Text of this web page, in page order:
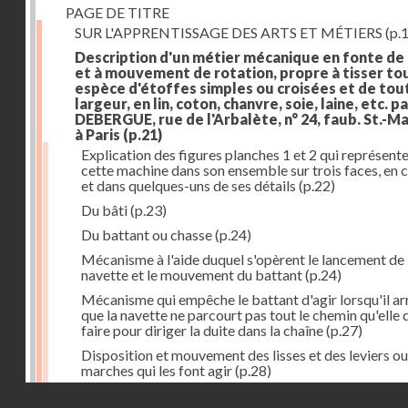
PAGE DE TITRE
SUR L'APPRENTISSAGE DES ARTS ET MÉTIERS
Description d'un métier mécanique en fonte
et à mouvement de rotation, propre à tisser
espèce d'étoffes simples ou croisées et de
largeur, en lin, coton, chanvre, soie, laine, etc.
DEBERGUE, rue de l'Arbalète, n° 24, faub. St.-
à Paris (p.21)
Explication des figures planches 1 et 2 qui
cette machine dans son ensemble sur trois faces, en
et dans quelques-uns de ses détails (p.22)
Du bâti(p.23)
Du battant ou chasse(p.24)
Mécanisme à l'aide duquel s'opèrent le lancement de
navette et le mouvement du battant(p.24)
Mécanisme qui empêche le battant d'agir lorsqu'il
que la navette ne parcourt pas tout le chemin qu'elle
faire pour diriger la duite dans la chaîne(p.27)
Disposition et mouvement des lisses et des leviers ou
marches qui les font agir(p.28)